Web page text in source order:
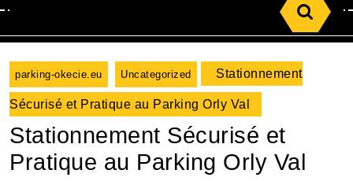
for:
parking-okecie.eu Uncategorized Stationnement
Sécurisé et Pratique au Parking Orly Val
Stationnement Sécurisé et
Pratique au Parking Orly Val